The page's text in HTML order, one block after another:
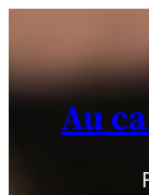
contenu
Au